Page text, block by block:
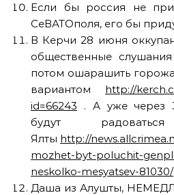
Если бы россия не
СеВАТОполя, его бы
В Керчи 28 июня
общественные
потом ошарашить
вариантом http://
id=66243 . А уже через
будут
Ялты http://
mozhet-byt-poluchit-
neskolko-mesyatsev-81030/
Даша из Алушты,